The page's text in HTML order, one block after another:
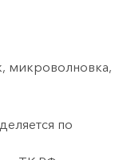
микроволновка,
по